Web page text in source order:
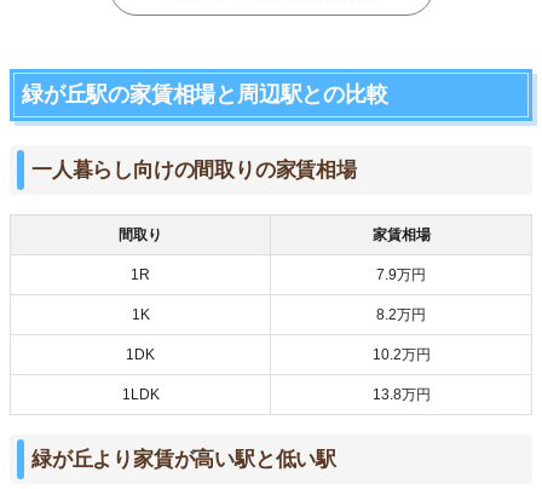
緑が丘駅の家賃相場と周辺駅との比較
一人暮らし向けの間取りの家賃相場
間取り 家賃相場
1R 7.9万円
1K 8.2万円
1DK 10.2万円
1LDK 13.8万円
緑が丘より家賃が高い駅と低い駅